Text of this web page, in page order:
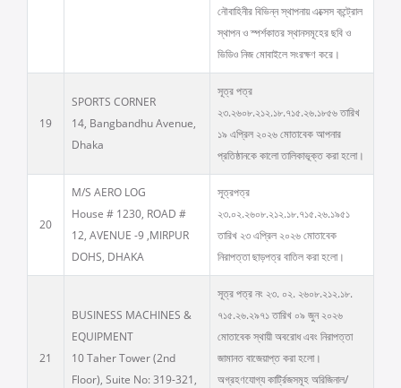
নৌবাহিনীর বিভিন্ন স্থাপনায় এক্সেস কন্ট্রোল
স্থাপন ও স্পর্শকাতর স্থানসমূহের ছবি ও
ভিডিও নিজ মোবাইলে সংরক্ষণ করে।
19
SPORTS CORNER
14, Bangbandhu Avenue,
Dhaka
সূত্র পত্র
২৩.২৬০৮.২১২.১৮.৭১৫.২৬.১৮৫৬ তারিখ
১৯ এপ্রিল ২০২৬ মোতাবেক আপনার
প্রতিষ্ঠানকে কালো তালিকাভূক্ত করা হলো।
20
M/S AERO LOG
House # 1230, ROAD #
12, AVENUE -9 ,MIRPUR
DOHS, DHAKA
সূত্রপত্র
২৩.০২.২৬০৮.২১২.১৮.৭১৫.২৬.১৯৫১
তারিখ ২৩ এপ্রিল ২০২৬ মোতাবেক
নিরাপত্তা ছাড়পত্র বাতিল করা হলো।
21
BUSINESS MACHINES &
EQUIPMENT
10 Taher Tower (2nd
Floor), Suite No: 319-321,
সূত্র পত্র নং ২৩. ০২. ২৬০৮.২১২.১৮.
৭১৫.২৬.২৯৭১ তারিখ ০৯ জুন ২০২৬
মোতাবেক স্থায়ী অবরোধ এবং নিরাপত্তা
জামানত বাজেয়াপ্ত করা হলো।
অগ্রহণযোগ্য কার্ট্রিজসমূহ অরিজিনাল/